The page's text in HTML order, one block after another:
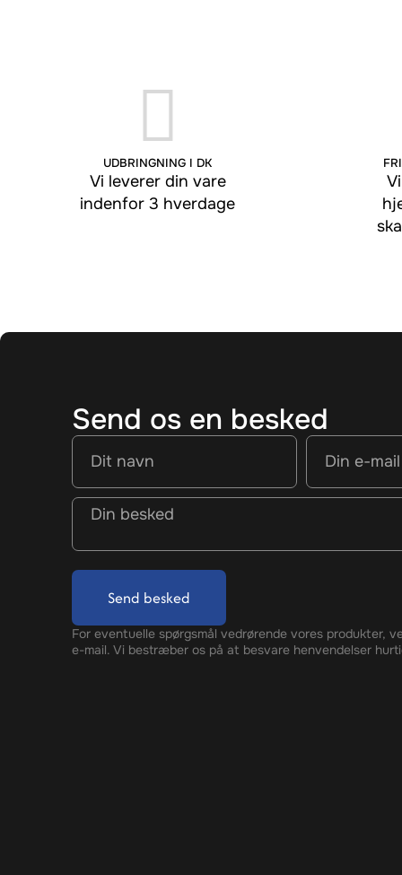
UDBRINGNING I DK
Vi leverer din vare
indenfor 3 hverdage
Send os en besked
Send besked
For eventuelle spørgsmål vedrørende vores produkter,
e-mail. Vi bestræber os på at besvare henvendelser